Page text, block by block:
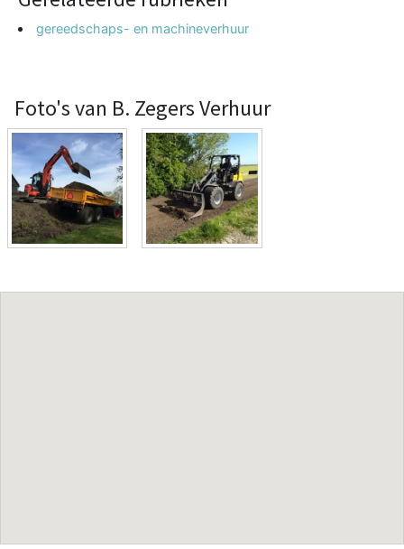
gereedschaps- en machineverhuur
Foto's van B. Zegers Verhuur